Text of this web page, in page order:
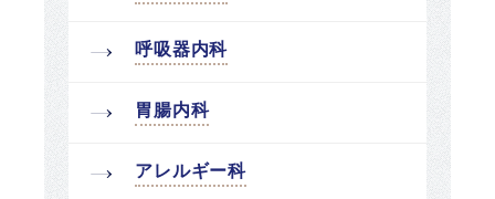
呼吸器内科
胃腸内科
アレルギー科